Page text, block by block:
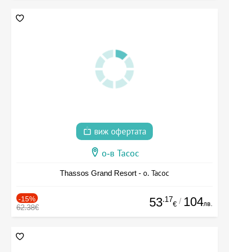
виж офертата
о-в Тасос
Thassos Grand Resort - о. Тасос
-15%
62.38€ 53.17
€ / 104лв.